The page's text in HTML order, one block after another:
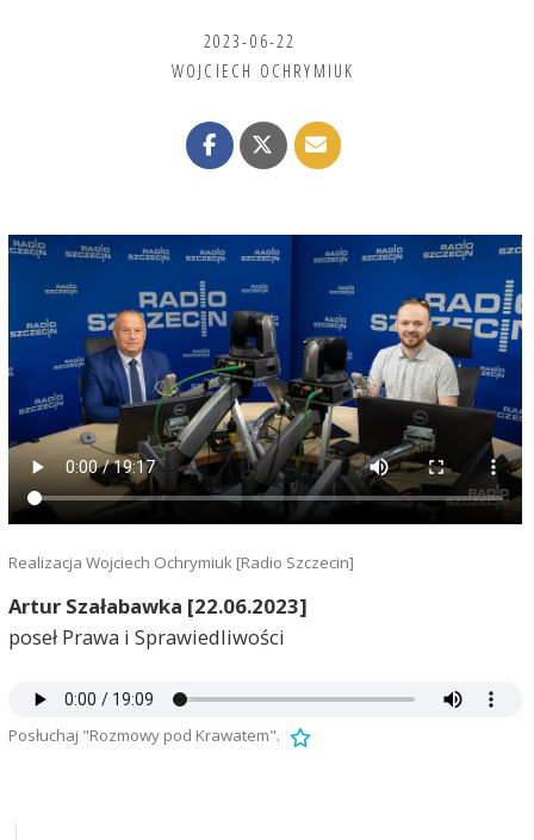
2023-06-22
WOJCIECH OCHRYMIUK
Realizacja Wojciech Ochrymiuk [Radio Szczecin]
Artur Szałabawka [22.06.2023]
poseł Prawa i Sprawiedliwości
Posłuchaj "Rozmowy pod Krawatem".